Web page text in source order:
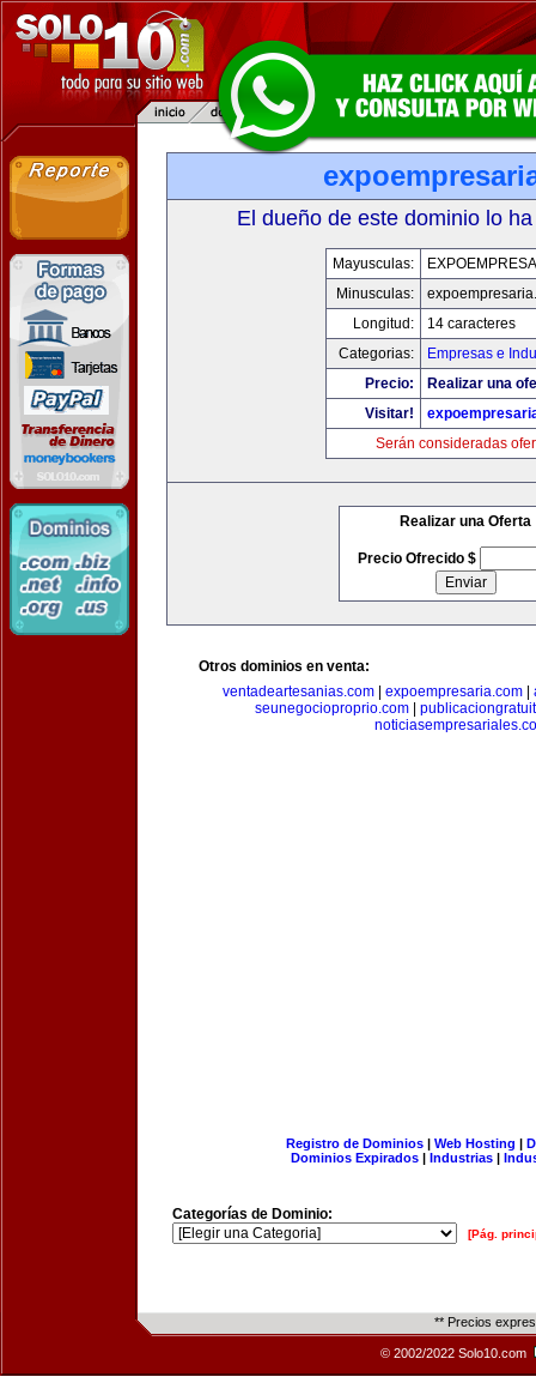
El dueño de este dominio lo
Mayusculas:
Minusculas:
Longitud:
14 caracteres
Categorias:
Empresas e
Precio:
Realizar una
Visitar!
Serán consideradas
Realizar una Oferta
Precio Ofrecido $
Otros dominios en venta:
ventadeartesanias.com| expoempresaria.com|
seunegocioproprio.com
Registro de Dominios| Web Hosting |
Dominios Expirados | Industrias |
Categorías de Dominio:
[Pág.
** Precios
© 2002/2022 Solo10.com